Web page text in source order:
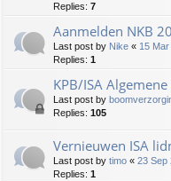
Replies: 7
Aanmelden NKB
Last post by Nike « 15
Replies: 1
KPB/ISA
Last post by
Replies: 105
Vernieuwen ISA
Last post by timo « 23 Sep
Replies: 1